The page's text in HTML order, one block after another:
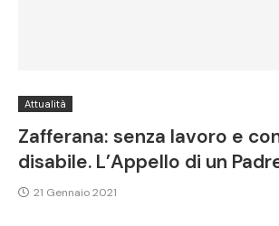
Attualità
Zafferana: senza lavoro e
disabile. L’Appello di un
21 Gennaio 2021